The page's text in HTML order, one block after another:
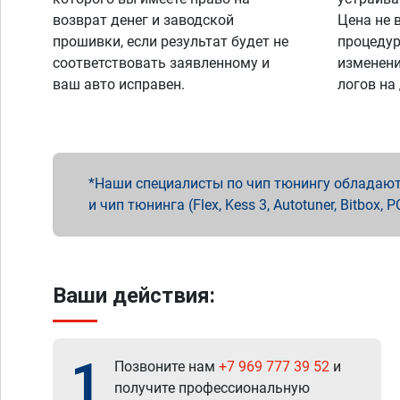
возврат денег и заводской
прошивки, если результат будет не
соответствовать заявленному и
ваш авто исправен.
Цена не
логов на
Наши специалисты по чип тюнингу
и чип тюнинга (Flex, Kess 3, Autotuner, Bitbox,
Ваши действия:
1 Позвоните нам +7 969 777 39 52 и
получите профессиональную